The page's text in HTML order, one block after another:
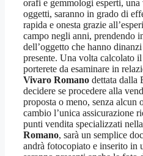
orafi e gemmologi esperti,
oggetti, saranno in grado di
rapida e onesta grazie
campo negli anni, prendendo
dell’oggetto che hanno
presente. Una volta calcolato
porterete da esaminare in
Vivaro Romano dettata dalla
decidere se procedere alla
proposta o meno, senza
cambio l’unica assicurazione
punti vendita specializzati nella
Romano, sarà un semplice
andrà fotocopiato e inserito in